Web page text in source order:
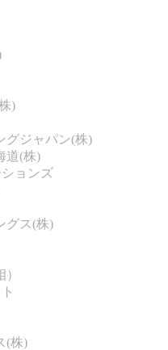
)
グジャパン(株)
道(株)
ョンズ
グス(株)
(株)